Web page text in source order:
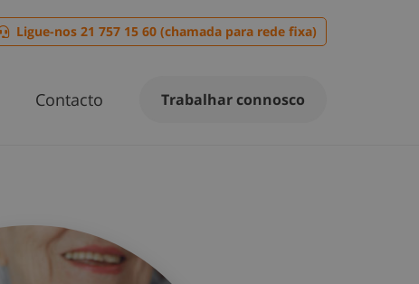
Ligue-nos 21 757 15 60 (chamada para rede fixa)
Contacto Trabalhar connosco